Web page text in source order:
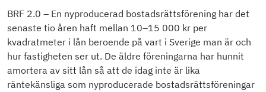
BRF 2.0 – En nyproducerad bostadsrättsförening har det
senaste tio åren haft mellan 10–15 000 kr per
kvadratmeter i lån beroende på vart i Sverige man är och
hur fastigheten ser ut. De äldre föreningarna har hunnit
amortera av sitt lån så att de idag inte är lika
räntekänsliga som nyproducerade bostadsrättsföreningar